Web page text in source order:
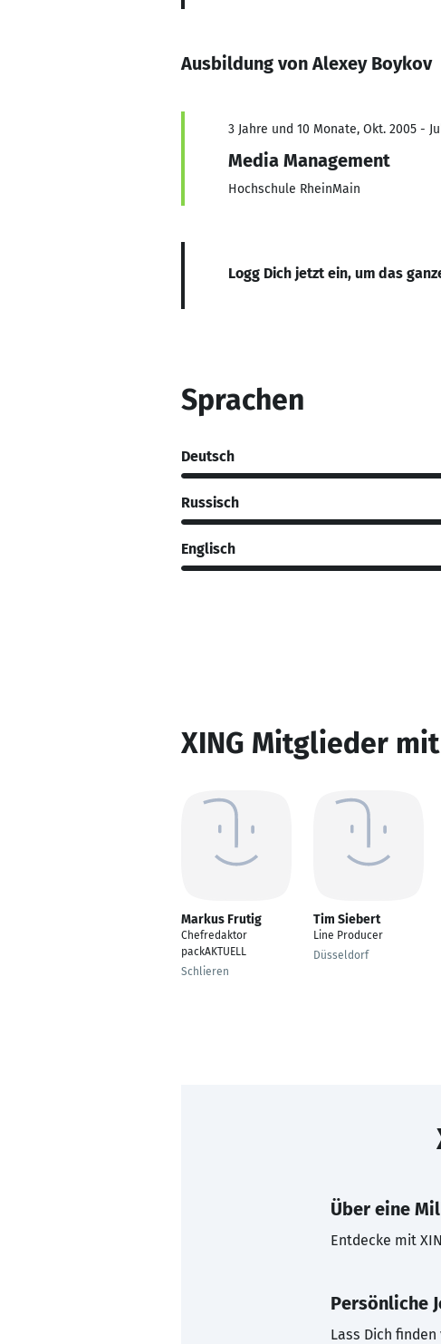
Ausbildung von Alexey Boykov
3 Jahre und 10 Monate, Okt. 2005 -
Media Management
Hochschule RheinMain
Logg Dich jetzt ein, um das
Sprachen
Deutsch
Russisch
Englisch
XING Mitglieder
Markus Frutig
Chefredaktor
packAKTUELL
Schlieren
Tim Siebert
Line Producer
Düsseldorf
Über eine
Entdecke mit
Persönliche
Lass Dich